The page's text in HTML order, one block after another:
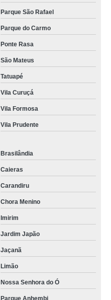
Parque São Rafael
Parque do Carmo
Ponte Rasa
São Mateus
Tatuapé
Vila Curuçá
Vila Formosa
Vila Prudente
Brasilândia
Caieras
Carandiru
Chora Menino
Imirim
Jardim Japão
Jaçanã
Limão
Nossa Senhora do Ó
Parque Anhembi